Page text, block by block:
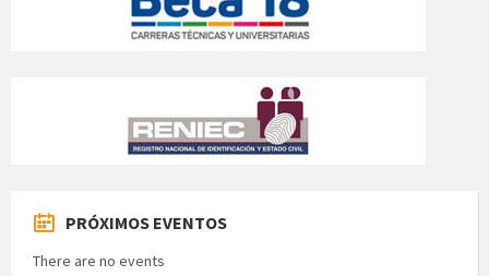
PRÓXIMOS EVENTOS
There are no events